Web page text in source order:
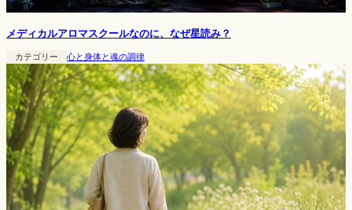
メディカルアロマスクールなのに、なぜ星読み？
カテゴリー 心と身体と魂の調律